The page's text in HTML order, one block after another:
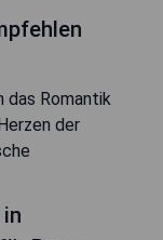
das Romantik
der